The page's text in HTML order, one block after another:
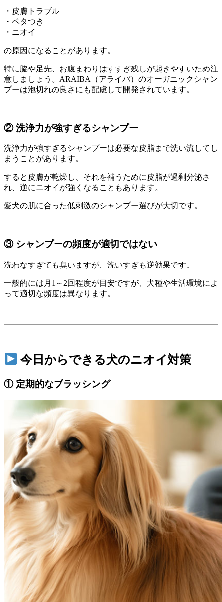
・皮膚トラブル
・ベタつき
・ニオイ
の原因になることがあります。
特に脇や足先、お腹まわりはすすぎ残しが起きやすいため注
意しましょう。ARAIBA（アライバ）のオーガニックシャン
プーは泡切れの良さにも配慮して開発されています。
② 洗浄力が強すぎるシャンプー
洗浄力が強すぎるシャンプーは必要な皮脂まで洗い流してし
まうことがあります。
すると皮膚が乾燥し、それを補うために皮脂が過剰分泌さ
れ、逆にニオイが強くなることもあります。
愛犬の肌に合った低刺激のシャンプー選びが大切です。
③ シャンプーの頻度が適切ではない
洗わなすぎても臭いますが、洗いすぎも逆効果です。
一般的には月1～2回程度が目安ですが、犬種や生活環境によ
って適切な頻度は異なります。
今日からできる犬のニオイ対策
① 定期的なブラッシング